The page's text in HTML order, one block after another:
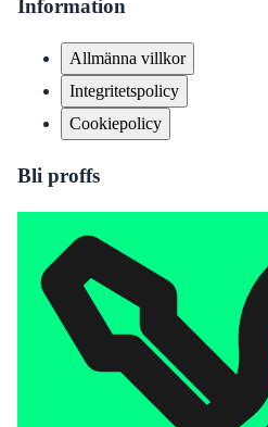
Information
Allmänna villkor
Integritetspolicy
Cookiepolicy
Bli proffs